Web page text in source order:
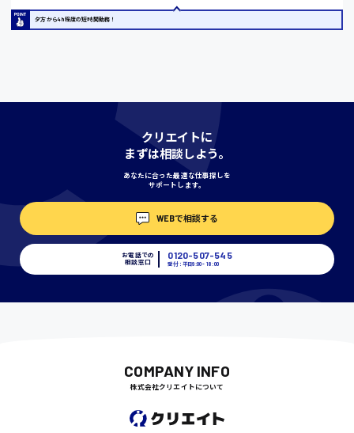
時給1000円〜
夕方から4h程度の短時間勤務！
クリエイトに
まずは相談しよう。
あなたに合った最適な仕事探しを
サポートします。
WEBで相談する
お電話での
相談窓口
0120-507-545
受付：平日9:00 - 18:00
COMPANY INFO
株式会社クリエイトについて